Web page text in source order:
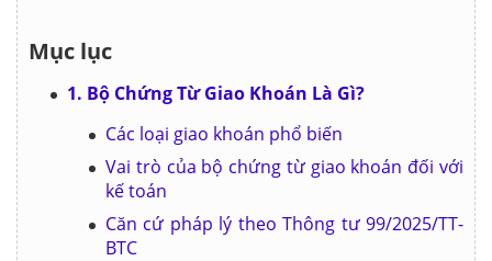
Mục lục
1. Bộ Chứng Từ Giao Khoán Là Gì?
Các loại giao khoán phổ biến
Vai trò của bộ chứng từ giao khoán đối với
kế toán
Căn cứ pháp lý theo Thông tư 99/2025/TT-
BTC